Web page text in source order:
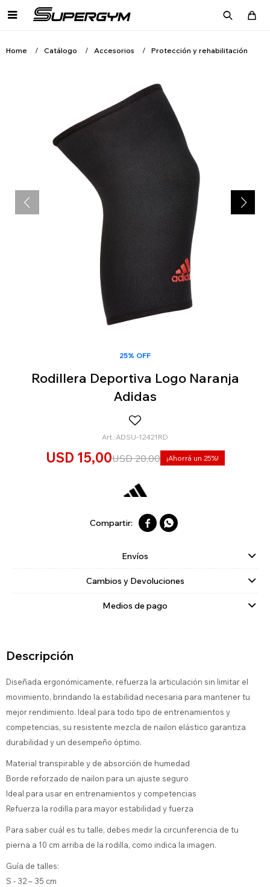

Home Catálogo Accesorios Protección y rehabilitación
25% OFF
Rodillera Deportiva Logo Naranja
Adidas
ADSU-12421RD
USD 15,00USD 20,00 25
 
Envíos
Cambios y Devoluciones
Medios de pago
Descripción
Diseñada ergonómicamente, refuerza la articulación sin limitar el
movimiento, brindando la estabilidad necesaria para mantener tu
mejor rendimiento. Ideal para todo tipo de entrenamientos y
competencias, su resistente mezcla de nailon elástico garantiza
durabilidad y un desempeño óptimo.
Material transpirable y de absorción de humedad
Borde reforzado de nailon para un ajuste seguro
Ideal para usar en entrenamientos y competencias
Refuerza la rodilla para mayor estabilidad y fuerza
Para saber cuál es tu talle, debes medir la circunferencia de tu
pierna a 10 cm arriba de la rodilla, como indica la imagen.
Guía de talles:
S - 32 – 35 cm